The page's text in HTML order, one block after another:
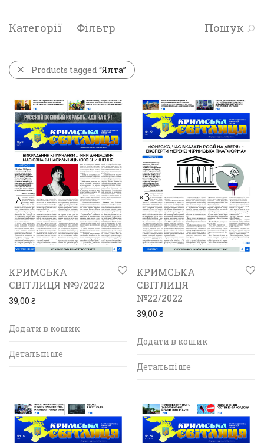
Категорії Фільтр Пошук
Products tagged“Ялта”
КРИМСЬКА
СВІТЛИЦЯ №9/2022
39,00 ₴
Додати в кошик
Детальніше
КРИМСЬКА
СВІТЛИЦЯ
№22/2022
39,00 ₴
Додати в кошик
Детальніше